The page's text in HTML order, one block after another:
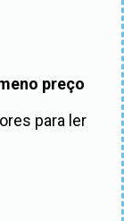
preço
para ler